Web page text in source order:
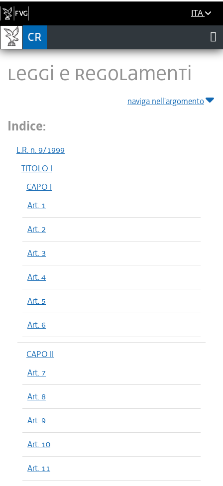
ITA
LEGGI E REGOLAMENTI
naviga nell'argomento
Indice:
L.R. n. 9/1999
TITOLO I
CAPO I
Art. 1
Art. 2
Art. 3
Art. 4
Art. 5
Art. 6
CAPO II
Art. 7
Art. 8
Art. 9
Art. 10
Art. 11